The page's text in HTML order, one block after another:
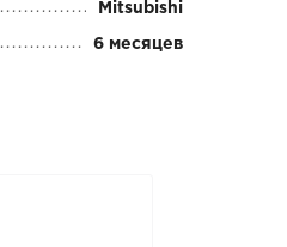
Mitsubishi
6 месяцев